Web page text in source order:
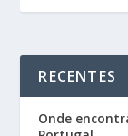
RECENTES
Onde